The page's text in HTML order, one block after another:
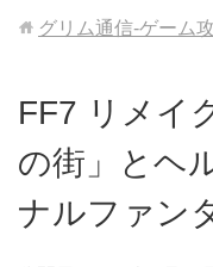
グリム通信-ゲーム
FF7 リメイ
の街」とヘ
ナルファン